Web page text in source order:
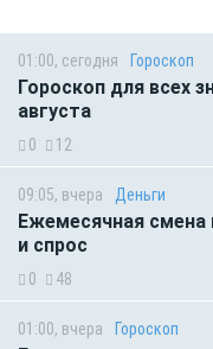
01:00, сегодня Гороскоп
Гороскоп для всех
августа
0 12
09:05, вчера Деньги
Ежемесячная
и спрос
0 48
01:00, вчера Гороскоп